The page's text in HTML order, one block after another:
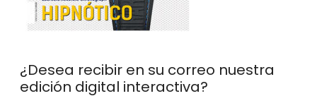
¿Desea recibir en su correo nuestra
edición digital interactiva?